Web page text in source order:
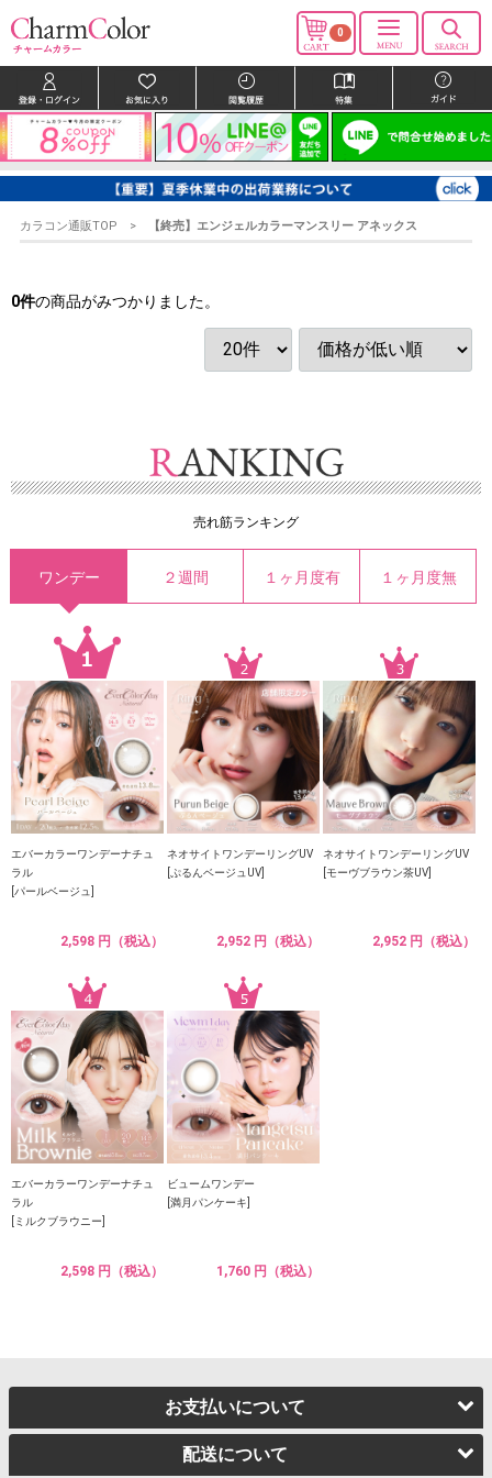
0
カラコン通販TOP 【終売】エンジェルカラーマンスリー アネックス
0件の商品がみつかりました。
売れ筋ランキング
ワンデー ２週間 １ヶ月度有 １ヶ月度無
エバーカラーワンデーナチュ
ラル
[パールベージュ]
2,598 円（税込）
ネオサイトワンデーリングUV
[ぷるんベージュUV]
2,952 円（税込）
ネオサイトワンデーリングUV
[モーヴブラウン茶UV]
2,952 円（税込）
エバーカラーワンデーナチュ
ラル
[ミルクブラウニー]
2,598 円（税込）
ビュームワンデー
[満月パンケーキ]
1,760 円（税込）
お支払いについて
配送について